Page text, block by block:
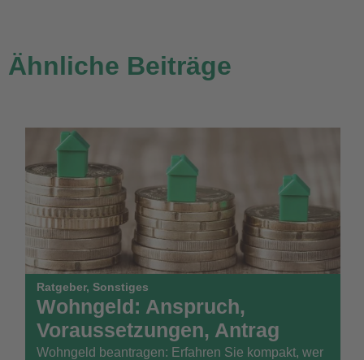
Ähnliche Beiträge
Ratgeber, Sonstiges
Wohngeld: Anspruch,
Voraussetzungen, Antrag
Wohngeld beantragen: Erfahren Sie kompakt, wer